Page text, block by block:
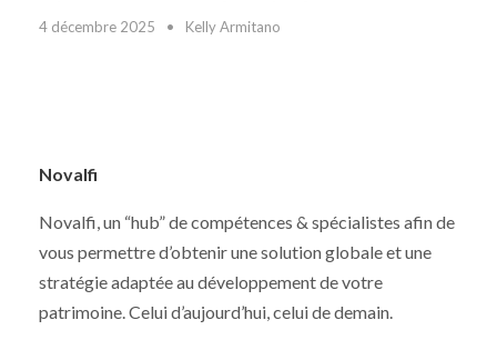
4 décembre 2025 • Kelly Armitano
Novalfi
Novalfi, un “hub” de compétences & spécialistes afin de
vous permettre d’obtenir une solution globale et une
stratégie adaptée au développement de votre
patrimoine. Celui d’aujourd’hui, celui de demain.